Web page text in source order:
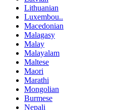
Lithuanian
Luxembou..
Macedonian
Malagasy
Malay
Malayalam
Maltese
Maori
Marathi
Mongolian
Burmese
Nepali